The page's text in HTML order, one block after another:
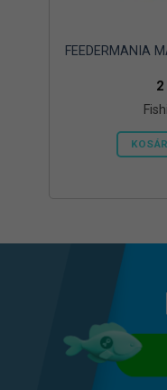
FEEDERMANIA
2